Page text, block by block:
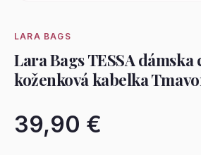
LARA BAGS
Lara Bags TESSA dámska
koženková kabelka
39,90 €